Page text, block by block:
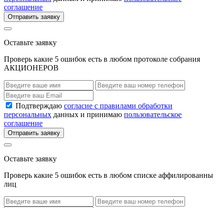
соглашение
Отправить заявку
Оставьте заявку
Проверь какие 5 ошибок есть в любом протоколе собрания
АКЦИОНЕРОВ
Подтверждаю согласие с правилами обработки
персональных данных и принимаю пользовательское
соглашение
Отправить заявку
Оставьте заявку
Проверь какие 5 ошибок есть в любом списке аффилированны
лиц